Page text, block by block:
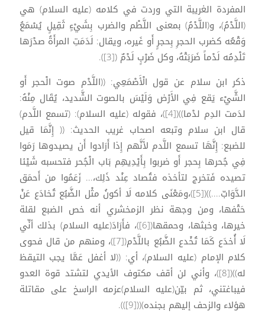
المفردة الغريبة التي وردت في كلامه (عليه السلام) هي
(اللَّدْمُ)، و(اللَّدْمُ) بمعنى اللَّطْم والضرب بِشَيْءٍ ثَقِيلٍ يُسْمَعُ
وَقْعُه كضرب الحجرِ بِحجرٍ أَو غَيره، ويقال: لَدَمَتِ المرأَةُ صدْرَها
تَلْدِمُه لَدْماً ضَرَبَتْهُ، وكل ضَرْبٍ لَدْمٌ ([3]).
ذكر ابن سلام عن قول الْأَصْمَعِي: ((اللَّدْم صوت الْحجر أَو
الشَّيْء يَقع فِي الأَرْض وَلَيْسَ بالصوت الشَّديد، يُقَال مِنْهُ:
لدَمت الدِم لدْما))([4])، فقوله (عليه السلام): (تسمع اللَّدم)
قال ابن سلام وتبعه اصحاب غريب الحديث: (( إِنَّمَا قيل
للضبع: إِنَّهَا تسمع اللَّدم لأَنَّهم إِذا أَرَادوا أَن يصيدوها رَمَوا
فِي جُحرها بِحجر أَو ضربوا بِأَيْدِيهِم بَاب الْجُحر فتحسبه شَيْئا
تصيده فَتخرج لتأخذه فتُصاد عِنْد ذَلِك،... زَعَمُوا من أَحمَق
الدَّوَابّ....))([5])،ومَعْنَى كلامه لَا أكونُ مثْل الضَّبُع تُخادَع عَنْ
حَتْفها، ومن وجهة نظر الزمخشري أنه خص الضبع لقلة
خيرها، وخبثها، وحمقها([6])، فأَرَادَ(عليه السلام) بذلك أنِّي
لَا أُخدَع كَمَا تُخْدع الضَّبُع باللَّدْم([7])، ومنهم من قال فحوى
كلام الإمام (عليه السلام)، أي: ((لا أغفل عَمَّا يجب التيقظ
له))([8])، وأني لن أقف مكتوف الأيدي لتشتد قوة العدو
فيباغتني، ثم بيّن(عليه السلام)عزمه الراسخ على مقاتلة
هؤلاء والزحف إليهم بجنده)(([9])).